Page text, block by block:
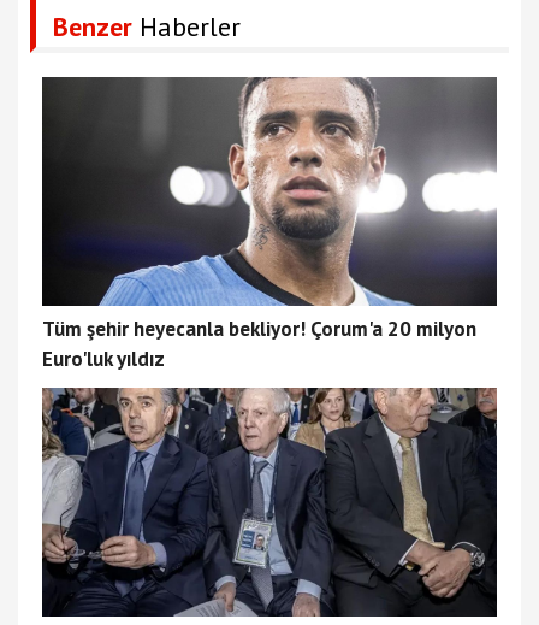
Benzer Haberler
Tüm şehir heyecanla bekliyor! Çorum'a 20 milyon
Euro'luk yıldız